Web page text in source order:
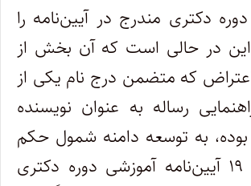
دکتری مندرج در آیین‌نامه را
در حالی است که آن بخش از
که متضمن درج نام یکی از
رساله به عنوان نویسنده
به توسعه دامنه شمول حکم
مقرر در ماده ۱۹ آیین‌نامه آموزشی دوره دکتری